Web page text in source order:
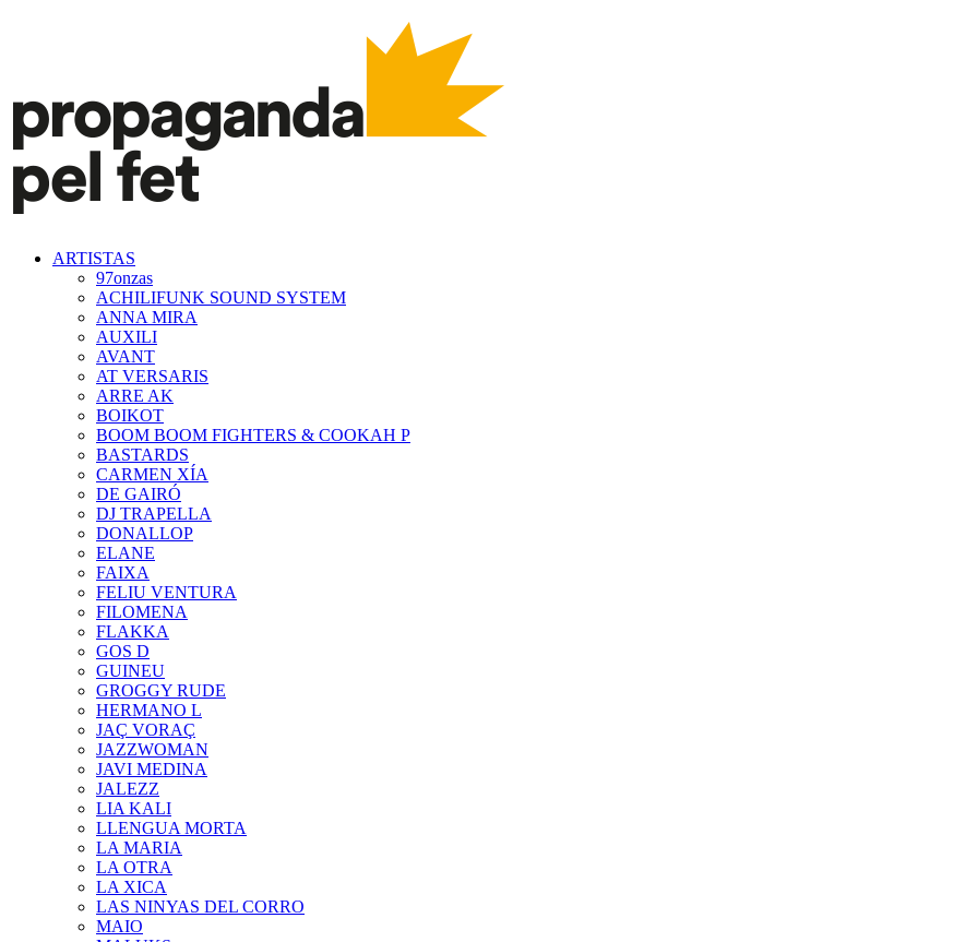
ARTISTAS
97onzas
ACHILIFUNK SOUND SYSTEM
ANNA MIRA
AUXILI
AVANT
AT VERSARIS
ARRE AK
BOIKOT
BOOM BOOM FIGHTERS & COOKAH P
BASTARDS
CARMEN XÍA
DE GAIRÓ
DJ TRAPELLA
DONALLOP
ELANE
FAIXA
FELIU VENTURA
FILOMENA
FLAKKA
GOS D
GUINEU
GROGGY RUDE
HERMANO L
JAÇ VORAÇ
JAZZWOMAN
JAVI MEDINA
JALEZZ
LIA KALI
LLENGUA MORTA
LA MARIA
LA OTRA
LA XICA
LAS NINYAS DEL CORRO
MAIO